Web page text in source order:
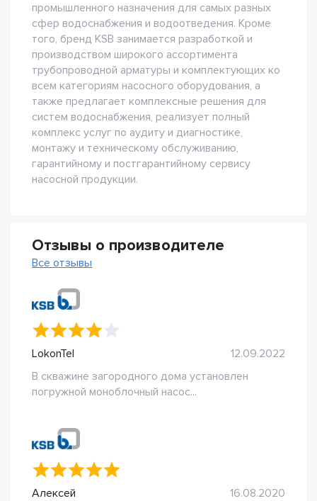
промышленного назначения для самых разных
сфер водоснабжения и водоотведения. Кроме
того, бренд KSB занимается разработкой и
производством широкого ассортимента
трубопроводной арматуры и комплектующих ко
всем категориям насосного оборудования, а
также предлагает комплексные решения для
систем водоснабжения, реализует полный
комплекс услуг по аудиту и диагностике,
монтажу и техническому обслуживанию,
гарантийному и постгарантийному сервису
насосной продукции.
Отзывы о производителе
Все отзывы
LokonTel
12.09.2022
В скважине загородного дома установлен
погружной моноблочный насос...
Алексей
16.08.2020